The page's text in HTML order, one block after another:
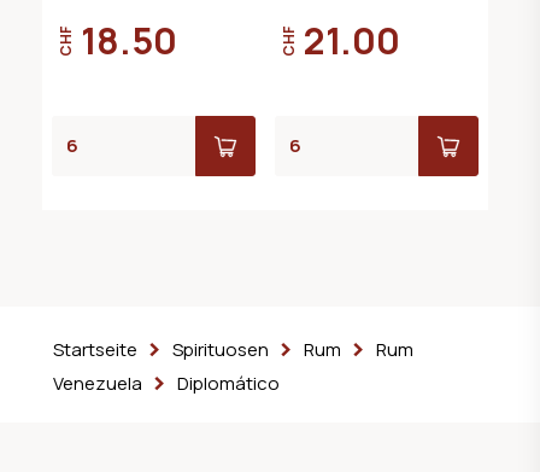
CHF 18.50 CHF 21.00
Startseite Spirituosen Rum
Rum
Venezuela
Diplomático